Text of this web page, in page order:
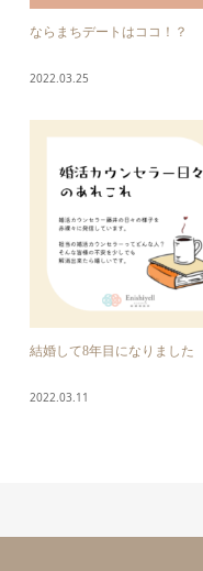
ならまちデートはココ！？
2022.03.25
結婚して8年目になりました
2022.03.11